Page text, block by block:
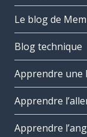
Le blog de
Blog technique
Apprendre une
Apprendre
Apprendre